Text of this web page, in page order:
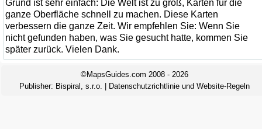
Grund ist sehr einfach: Die Welt ist zu groß, Karten für die
ganze Oberfläche schnell zu machen. Diese Karten
verbessern die ganze Zeit. Wir empfehlen Sie: Wenn Sie
nicht gefunden haben, was Sie gesucht hatte, kommen Sie
später zurück. Vielen Dank.
©MapsGuides.com 2008 - 2026
Publisher: Bispiral, s.r.o. Datenschutzrichtlinie und Website-Regeln